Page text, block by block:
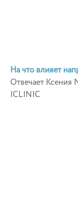
На что влияет
Отвечает Ксения
ICLINIC